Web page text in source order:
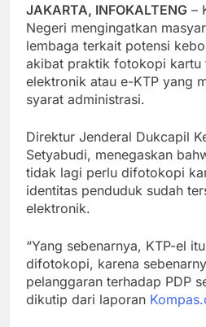
JAKARTA, INFOKALTENG –
Negeri mengingatkan
lembaga terkait potensi
akibat praktik fotokopi kartu
elektronik atau e-KTP yang
syarat administrasi.
Direktur Jenderal Dukcapil
Setyabudi, menegaskan
tidak lagi perlu difotokopi
identitas penduduk sudah
elektronik.
“Yang sebenarnya, KTP-el
difotokopi, karena
pelanggaran terhadap PDP
dikutip dari laporan